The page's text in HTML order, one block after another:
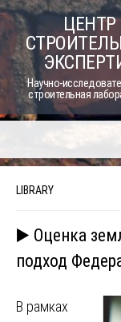
Skip
to
content
ЦЕНТР
Научно-
строительная
LIBRARY
▶️ Оценка
подход
В рамках